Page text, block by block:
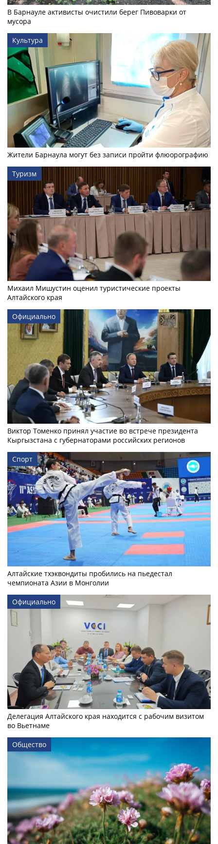
В Барнауле активисты очистили берег Пивоварки от
мусора
Культура
Жители Барнаула могут без записи пройти флюорографию
Туризм
Михаил Мишустин оценил туристические проекты
Алтайского края
Официально
Виктор Томенко принял участие во встрече президента
Кыргызстана с губернаторами российских регионов
Спорт
Алтайские тхэквондиты пробились на пьедестал
чемпионата Азии в Монголии
Официально
Делегация Алтайского края находится с рабочим визитом
во Вьетнаме
Общество